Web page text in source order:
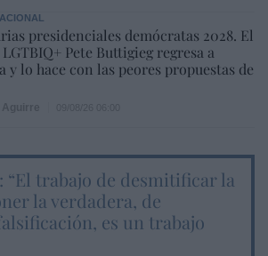
presidenciales demócratas 2028. El
Pete Buttigieg regresa a
y lo hace con las peores propuestas de
“El trabajo de desmitificar la
la verdadera, de
es un trabajo